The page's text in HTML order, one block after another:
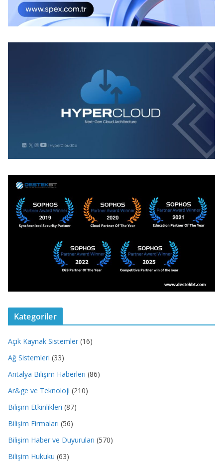
Kategoriler
Açık Kaynak Sistemler (16)
Ağ Sistemleri (33)
Antalya Bilişim Haberleri (86)
Ar&ge ve Teknoloji (210)
Bilişim Etkinlikleri (87)
Bilişim Firmaları (56)
Bilişim Haber ve Duyuruları (570)
Bilişim Hukuku (63)